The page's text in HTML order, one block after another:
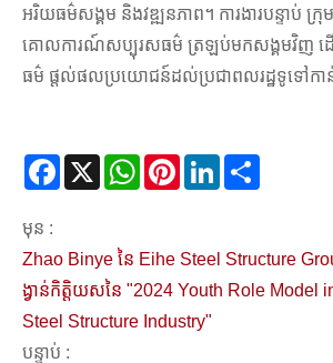
អរិយធម៌សង្គម និងវឌ្ឍនភាព។ ការងារបន្ទាប់ ក្
គោលការណ៍សប្បុរសធម៌ ត្រឡប់មកសង្គមវិញ ដើ
ធម៌ ផ្តល់ផលប្រយោជន៍ដល់ប្រជាពលរដ្ឋទូទៅកាន់
Facebook
X WhatsAppPinterestLinkedIn
មុន :
Zhao Binye នៃ Eihe Steel Structure
ង្វាន់កិត្តិយសនៃ "2024 Youth Role Model
Steel Structure Industry"
បន្ទាប់ :